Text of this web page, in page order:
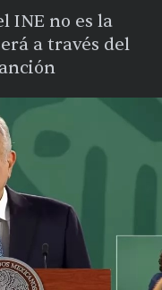
INE no es la
a través del